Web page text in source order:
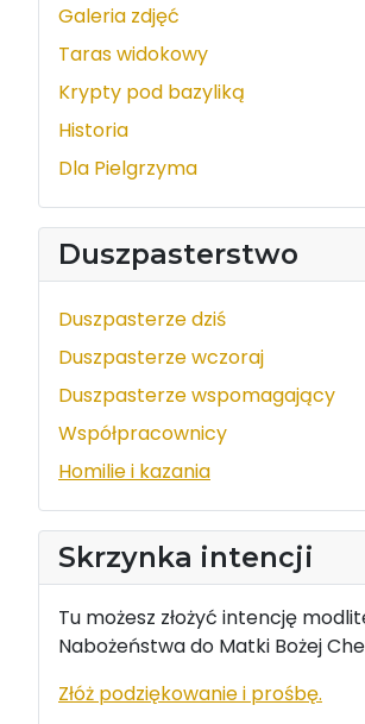
Galeria zdjęć
Taras widokowy
Krypty pod bazyliką
Historia
Dla Pielgrzyma
Duszpasterstwo
Duszpasterze dziś
Duszpasterze wczoraj
Duszpasterze wspomagający
Współpracownicy
Homilie i kazania
Skrzynka intencji
Tu możesz złożyć intencję
Nabożeństwa do Matki Bożej
Złóż podziękowanie i prośbę.